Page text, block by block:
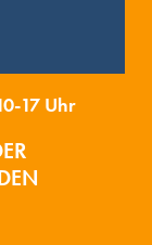
17 Uhr